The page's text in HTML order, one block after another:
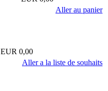
Aller au panier
EUR 0,00
Aller a la liste de souhaits